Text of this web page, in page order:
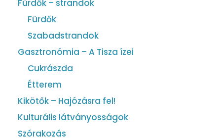
Fürdők – strandok
Fürdők
Szabadstrandok
Gasztronómia – A Tisza ízei
Cukrászda
Étterem
Kikötők – Hajózásra fel!
Kulturális látványosságok
Szórakozás